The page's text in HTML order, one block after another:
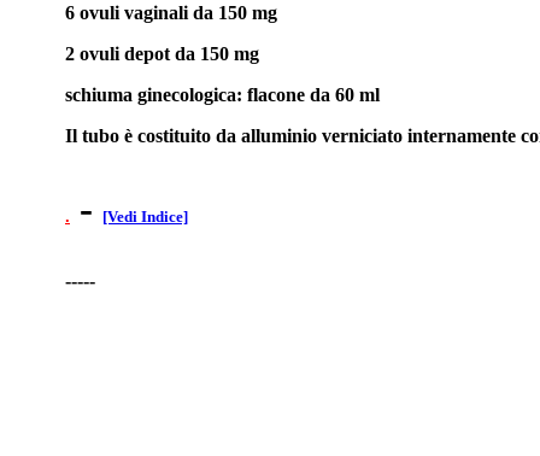
6 ovuli vaginali da 150 mg
2 ovuli depot da 150 mg
schiuma ginecologica: flacone da 60 ml
Il tubo è costituito da alluminio verniciato internamente
. - [Vedi Indice]
-----